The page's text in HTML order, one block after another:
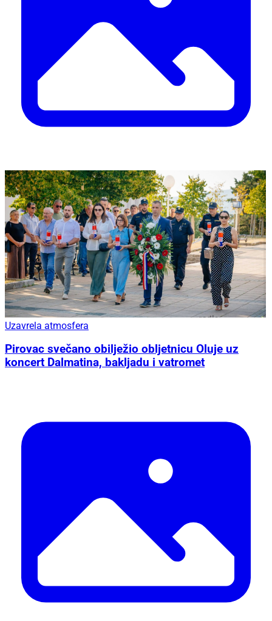
Uzavrela atmosfera
Pirovac svečano obilježio obljetnicu Oluje uz
koncert Dalmatina, bakljadu i vatromet